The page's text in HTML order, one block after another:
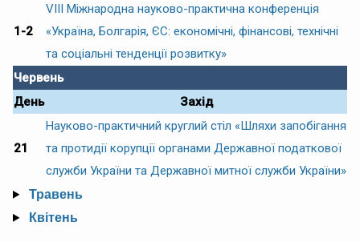
1-2
VІІІ Міжнародна науково-практична конференція
«Україна, Болгарія, ЄС: економічні, фінансові, технічні
та соціальні тенденції розвитку»
Червень
День
Захід
21
Науково-практичний круглий стіл «Шляхи запобігання
та протидії корупції органами Державної податкової
служби України та Державної митної служби України»
Травень
Квітень